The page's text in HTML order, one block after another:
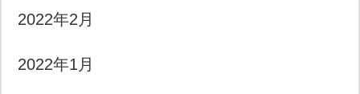
2022年2月
2022年1月